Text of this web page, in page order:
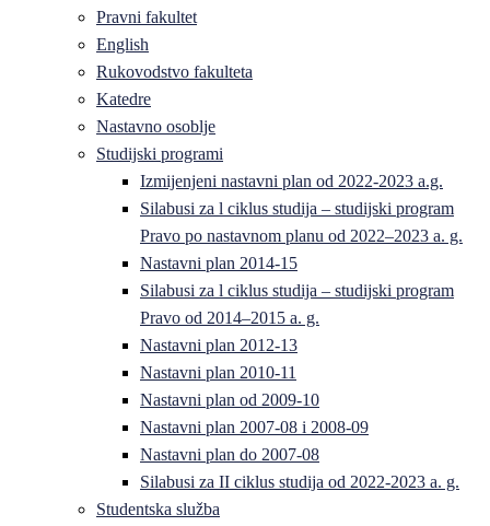
Pravni fakultet
English
Rukovodstvo fakulteta
Katedre
Nastavno osoblje
Studijski programi
Izmijenjeni nastavni plan od 2022-2023 a.g.
Silabusi za l ciklus studija – studijski program
Pravo po nastavnom planu od 2022–2023 a. g.
Nastavni plan 2014-15
Silabusi za l ciklus studija – studijski program
Pravo od 2014–2015 a. g.
Nastavni plan 2012-13
Nastavni plan 2010-11
Nastavni plan od 2009-10
Nastavni plan 2007-08 i 2008-09
Nastavni plan do 2007-08
Silabusi za II ciklus studija od 2022-2023 a. g.
Studentska služba